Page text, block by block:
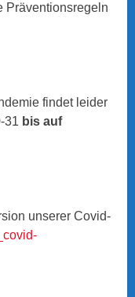
Präventionsregeln
findet leider
31 bis auf
unserer Covid-